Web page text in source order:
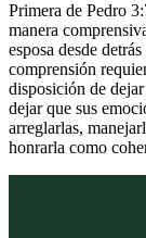
Primera de Pedro
manera
esposa desde
comprensión
disposición de
dejar que sus
arreglarlas,
honrarla como